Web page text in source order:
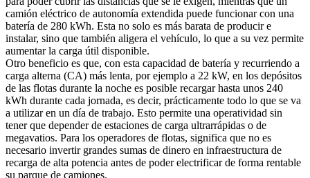
camión eléctrico de autonomía extendida puede funcionar con una
batería de 280 kWh. Esta no solo es más barata de producir e
instalar, sino que también aligera el vehículo, lo que a su vez permite
aumentar la carga útil disponible.
Otro beneficio es que, con esta capacidad de batería y recurriendo a
carga alterna (CA) más lenta, por ejemplo a 22 kW, en los depósitos
de las flotas durante la noche es posible recargar hasta unos 240
kWh durante cada jornada, es decir, prácticamente todo lo que se va
a utilizar en un día de trabajo. Esto permite una operatividad sin
tener que depender de estaciones de carga ultrarrápidas o de
megavatios. Para los operadores de flotas, significa que no es
necesario invertir grandes sumas de dinero en infraestructura de
recarga de alta potencia antes de poder electrificar de forma rentable
su parque de camiones.